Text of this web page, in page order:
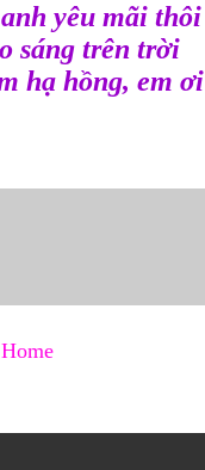
yêu mãi thôi
sáng trên trời
hạ hồng, em ơi
Home